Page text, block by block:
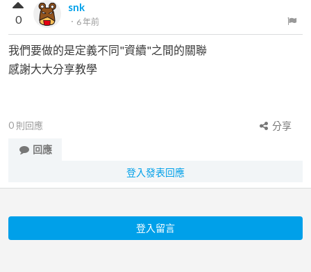
snk
． 6 年前
0
我們要做的是定義不同"資續"之間的關聯
感謝大大分享教學
0 則回應
分享
回應
登入發表回應
登入留言